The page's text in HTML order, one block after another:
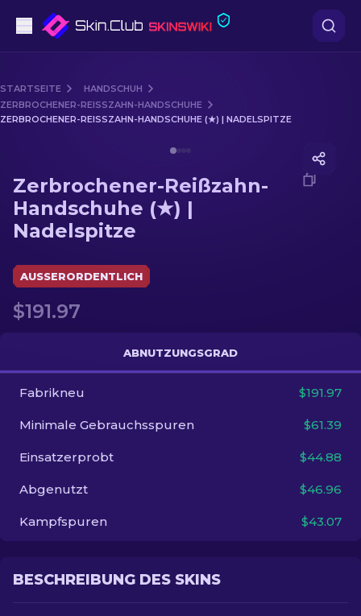
Mittelklasse
Scharfschützengewehr
Messer
Handschuh
Kisten
DE
STARTSEITE
HANDSCHUH
ZERBROCHENER-REISSZAHN-HANDSCHUHE
ZERBROCHENER-REISSZAHN-HANDSCHUHE (★) | NADELSPITZE
Zerbrochener-Reißzahn-
Handschuhe (★) |
Nadelspitze
AUSSERORDENTLICH
$191.97
ABNUTZUNGSGRAD
Fabrikneu $191.97
Minimale Gebrauchsspuren $61.39
Einsatzerprobt $44.88
Abgenutzt $46.96
Kampfspuren $43.07
BESCHREIBUNG DES SKINS